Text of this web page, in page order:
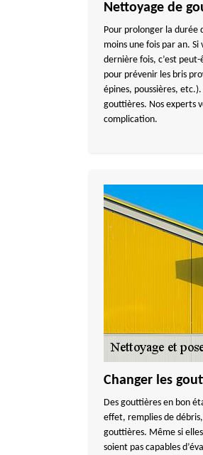
Nettoyage de
Pour prolonger la durée
moins une fois par an.
dernière fois, c’est
pour prévenir les bris
épines, poussières,
gouttières. Nos experts
complication.
Changer les
Des gouttières en bon
effet, remplies de
gouttières. Même si
soient pas capables